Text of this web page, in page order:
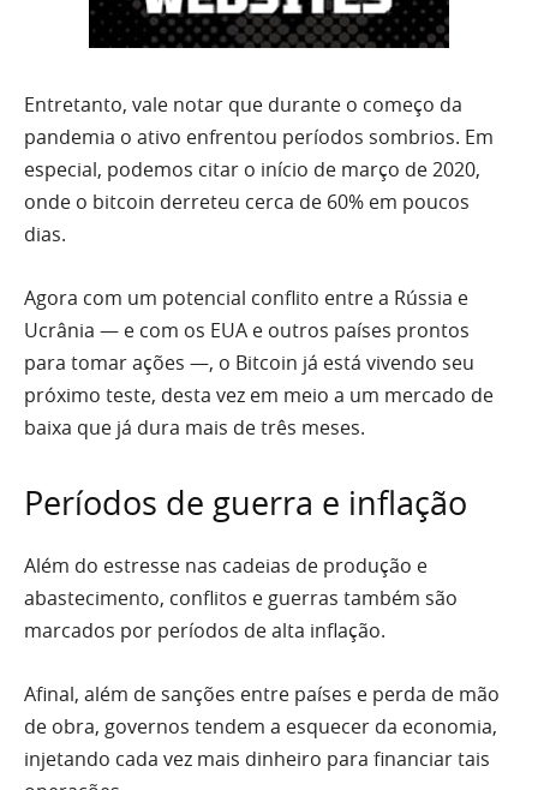
Entretanto, vale notar que durante o começo da
pandemia o ativo enfrentou períodos sombrios. Em
especial, podemos citar o início de março de 2020,
onde o bitcoin derreteu cerca de 60% em poucos
dias.
Agora com um potencial conflito entre a Rússia e
Ucrânia — e com os EUA e outros países prontos
para tomar ações —, o Bitcoin já está vivendo seu
próximo teste, desta vez em meio a um mercado de
baixa que já dura mais de três meses.
Períodos de guerra e inflação
Além do estresse nas cadeias de produção e
abastecimento, conflitos e guerras também são
marcados por períodos de alta inflação.
Afinal, além de sanções entre países e perda de mão
de obra, governos tendem a esquecer da economia,
injetando cada vez mais dinheiro para financiar tais